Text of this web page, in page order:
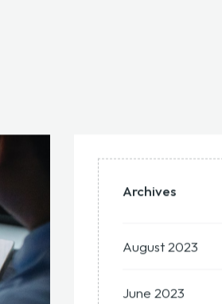
Archives
August 2023
June 2023